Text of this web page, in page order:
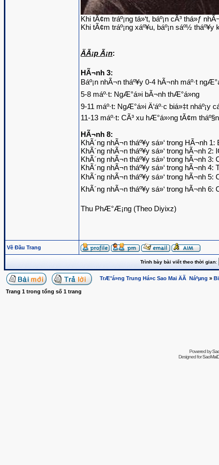
Khi tÃ¢m tráº¡ng tá»‘t, báº¡n cÃ³ thá»ƒ
Khi tÃ¢m tráº¡ng xáº¥u, báº¡n sáº½
ÄÃ¡p Ã¡n:
HÃ¬nh 3:
Báº¡n nhÃ¬n tháº¥y 0-4 hÃ¬nh máº·t
5-8 máº·t: NgÆ°á»i bÃ¬nh thÆ°á»ng
9-11 máº·t: NgÆ°á»i Ä‘áº·c biá»‡t nháº¡y
11-13 máº·t: CÃ³ xu hÆ°á»›ng tÃ¢m
HÃ¬nh 8:
KhÃ´ng nhÃ¬n tháº¥y sá»‘ trong HÃ¬nh
KhÃ´ng nhÃ¬n tháº¥y sá»‘ trong hÃ¬nh 2:
KhÃ´ng nhÃ¬n tháº¥y sá»‘ trong hÃ¬nh
KhÃ´ng nhÃ¬n tháº¥y sá»‘ trong hÃ¬nh 4:
KhÃ´ng nhÃ¬n tháº¥y sá»‘ trong hÃ¬nh 5:
KhÃ´ng nhÃ¬n tháº¥y sá»‘ trong hÃ¬nh 6:
Thu PhÆ°Æ¡ng (Theo Diyixz)
Về Đầu Trang
Trình bày bài viết theo thời gian:
TrÆ°á»ng Trung Há»c Sao Mai ÄÃ Náºµng »
Trang 1 trong tổng số 1 trang
Powered by
Designed for